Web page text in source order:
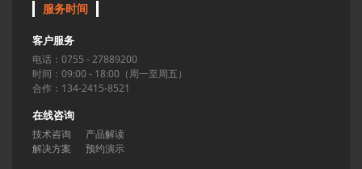
服务时间
客户服务
电话：0755 - 27889200
时间：09:00 - 18:00（周一至周五）
合作：134-2415-8521
在线咨询
技术咨询
产品解读
解决方案
预约演示